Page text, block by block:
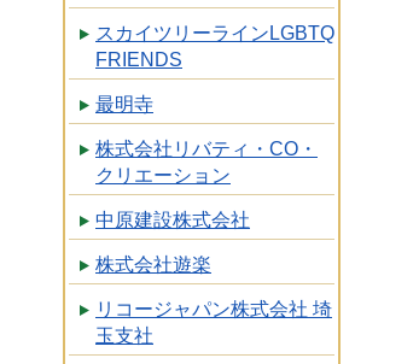
スカイツリーラインLGBTQ
FRIENDS
最明寺
株式会社リバティ・CO・
クリエーション
中原建設株式会社
株式会社遊楽
リコージャパン株式会社 埼
玉支社